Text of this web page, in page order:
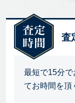
査
最短で15分
てお時間を頂